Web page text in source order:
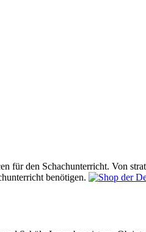
für den Schachunterricht. Von
benötigen.